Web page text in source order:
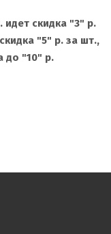
идет скидка "3" р.
"5" р. за шт.,
до "10" р.